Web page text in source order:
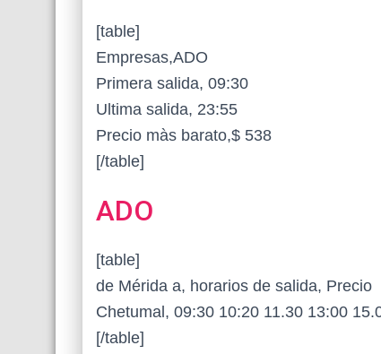
[table]
Empresas,ADO
Primera salida, 09:30
Ultima salida, 23:55
Precio màs barato,$ 538
[/table]
ADO
[table]
de Mérida a, horarios de salida, Precio
Chetumal, 09:30 10:20 11.30 13:00
[/table]